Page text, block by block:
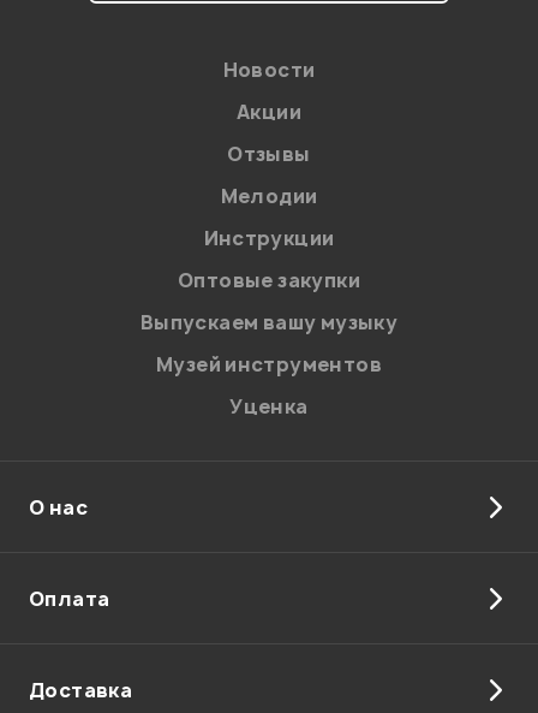
на обработку персональных данных в
Политикой в отношении обработки
персональных данных.
Введите проверочное число:
Отправить
Новости
Акции
Отзывы
Мелодии
Инструкции
Оптовые закупки
Выпускаем вашу музыку
Музей инструментов
Уценка
О нас
Оплата
Доставка